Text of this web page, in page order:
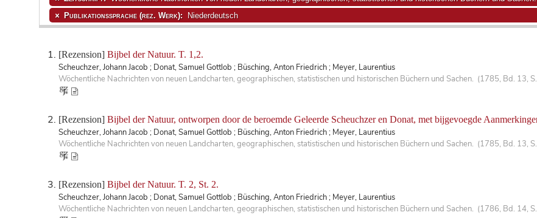
[Rezension] Bijbel der Natuur. T. 1,2.
Scheuchzer, Johann Jacob ; Donat, Samuel Gottlob ; Büsching, Anton Friedrich ; Meyer, Laurentius
Wöchentliche Nachrichten von neuen Landcharten, geographischen, statistischen und historischen Büchern und Sachen. (1785, Bd. 13,
[Rezension] Bijbel der Natuur, ontworpen door de beroemde Geleerde Scheuchzer en Donat, met bijgevoegde
Scheuchzer, Johann Jacob ; Donat, Samuel Gottlob ; Büsching, Anton Friedrich ; Meyer, Laurentius
Wöchentliche Nachrichten von neuen Landcharten, geographischen, statistischen und historischen Büchern und Sachen. (1785, Bd. 13,
[Rezension] Bijbel der Natuur. T. 2, St. 2.
Scheuchzer, Johann Jacob ; Donat, Samuel Gottlob ; Büsching, Anton Friedrich ; Meyer, Laurentius
Wöchentliche Nachrichten von neuen Landcharten, geographischen, statistischen und historischen Büchern und Sachen. (1786, Bd. 14,
Publikationssprache (rez. Werk): Niederdeutsch